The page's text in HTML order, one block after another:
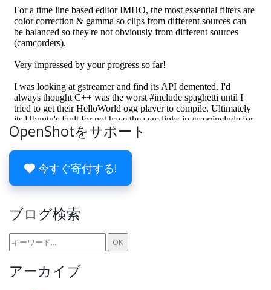
OpenShotをサポート
今すぐ寄付する!
ブログ検索
アーカイブ